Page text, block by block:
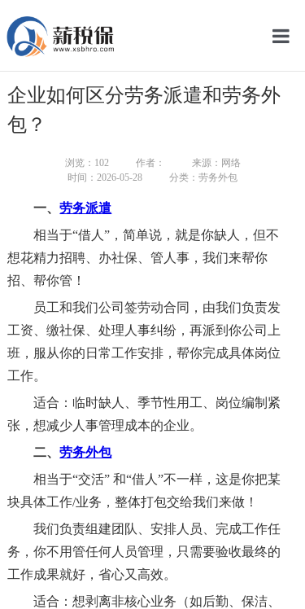
网
企业如何区分劳务派遣和劳务外
包？
浏览： 102 作者：
来源：网络
时间：2026-05-28
分类：劳务外包
一、劳务派遣
相当于“借人” ，简单说，就是你缺人，但不
想花精力招聘、办社保、管人事，我们来帮你
招、帮你管！
员工和我们公司签劳动合同，由我们负责发
工资、缴社保、处理人事纠纷，再派到你公司上
班，服从你的日常工作安排，帮你完成具体岗位
工作。
适合：临时缺人、季节性用工、岗位编制紧
张，想减少人事管理成本的企业。
二、劳务外包
相当于“交活” 和“借人”不一样，这是你把某
块具体工作/业务，整体打包交给我们来做！
我们负责组建团队、安排人员、完成工作任
务，你不用管任何人员管理，只需要验收最终的
工作成果就好，省心又高效。
适合：想剥离非核心业务（如后勤、保洁、